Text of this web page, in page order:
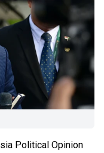
Political Opinion